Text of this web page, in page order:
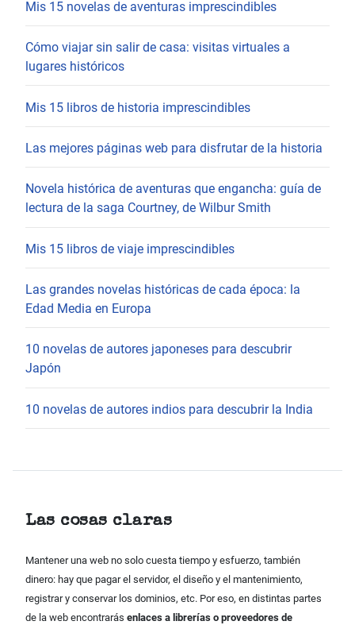
Mis 15 novelas de aventuras imprescindibles
Cómo viajar sin salir de casa: visitas virtuales a
lugares históricos
Mis 15 libros de historia imprescindibles
Las mejores páginas web para disfrutar de la historia
Novela histórica de aventuras que engancha: guía de
lectura de la saga Courtney, de Wilbur Smith
Mis 15 libros de viaje imprescindibles
Las grandes novelas históricas de cada época: la
Edad Media en Europa
10 novelas de autores japoneses para descubrir
Japón
10 novelas de autores indios para descubrir la India
Las cosas claras
Mantener una web no solo cuesta tiempo y esfuerzo, también
dinero: hay que pagar el servidor, el diseño y el mantenimiento,
registrar y conservar los dominios, etc. Por eso, en distintas partes
de la web encontrarás enlaces a librerías o proveedores de